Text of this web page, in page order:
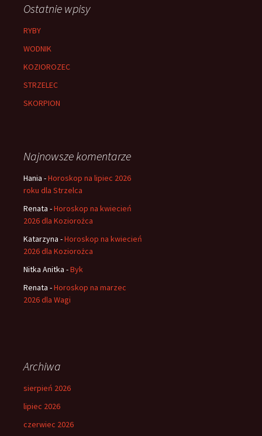
Ostatnie wpisy
RYBY
WODNIK
KOZIOROZEC
STRZELEC
SKORPION
Najnowsze komentarze
Hania -Horoskop na lipiec 2026
roku dla Strzelca
Renata -Horoskop na kwiecień
2026 dla Koziorożca
Katarzyna -Horoskop na kwiecień
2026 dla Koziorożca
Nitka Anitka -Byk
Renata -Horoskop na marzec
2026 dla Wagi
Archiwa
sierpień 2026
lipiec 2026
czerwiec 2026